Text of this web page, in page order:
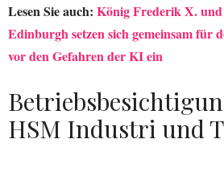
Lesen Sie auch: König Frederik X.
Edinburgh setzen sich gemeinsam für
vor den Gefahren der KI ein
HSM Industri und